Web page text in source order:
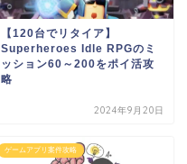
【120台でリタイア】
Superheroes Idle RPGのミ
ッション60～200をポイ活攻
略
2024年9月20日
ゲームアプリ案件攻略